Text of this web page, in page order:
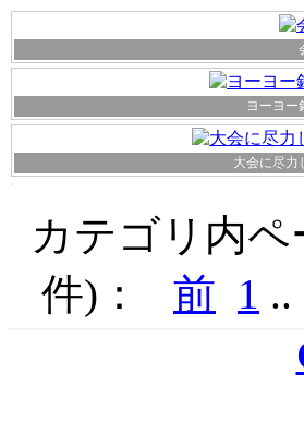
ヨーヨー
大会に尽力
カテゴリ内ペ
件)： 前 1 ..